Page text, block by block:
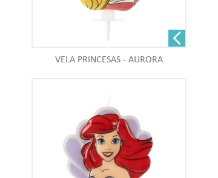
VELA PRINCESAS - AURORA